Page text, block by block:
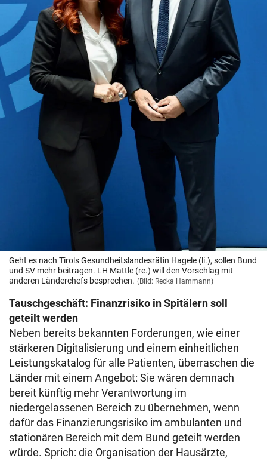
Geht es nach Tirols Gesundheitslandesrätin Hagele (li.), sollen Bund
und SV mehr beitragen. LH Mattle (re.) will den Vorschlag mit
anderen Länderchefs besprechen. (Bild: Recka Hammann)
Tauschgeschäft: Finanzrisiko in Spitälern soll
geteilt werden
Neben bereits bekannten Forderungen, wie einer
stärkeren Digitalisierung und einem einheitlichen
Leistungskatalog für alle Patienten, überraschen die
Länder mit einem Angebot: Sie wären demnach
bereit künftig mehr Verantwortung im
niedergelassenen Bereich zu übernehmen, wenn
dafür das Finanzierungsrisiko im ambulanten und
stationären Bereich mit dem Bund geteilt werden
würde. Sprich: die Organisation der Hausärzte,